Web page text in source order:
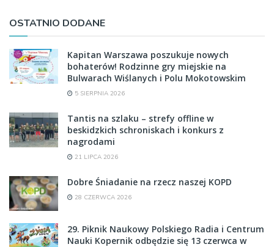
OSTATNIO DODANE
Kapitan Warszawa poszukuje nowych
bohaterów! Rodzinne gry miejskie na
Bulwarach Wiślanych i Polu Mokotowskim
5 SIERPNIA 2026
Tantis na szlaku – strefy offline w
beskidzkich schroniskach i konkurs z
nagrodami
21 LIPCA 2026
Dobre Śniadanie na rzecz naszej KOPD
28 CZERWCA 2026
29. Piknik Naukowy Polskiego Radia i Centrum
Nauki Kopernik odbędzie się 13 czerwca w